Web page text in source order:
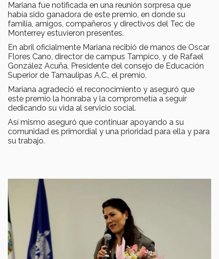
Mariana fue notificada en una reunión sorpresa que
había sido ganadora de este premio, en donde su
familia, amigos, compañeros y directivos del Tec de
Monterrey estuvieron presentes.
En abril oficialmente Mariana recibió de manos de Oscar
Flores Cano, director de campus Tampico, y de Rafael
González Acuña, Presidente del consejo de Educación
Superior de Tamaulipas A.C., el premio.
Mariana agradeció el reconocimiento y aseguró que
este premio la honraba y la comprometía a seguir
dedicando su vida al servicio social.
Así mismo aseguró que continuar apoyando a su
comunidad es primordial y una prioridad para ella y para
su trabajo.